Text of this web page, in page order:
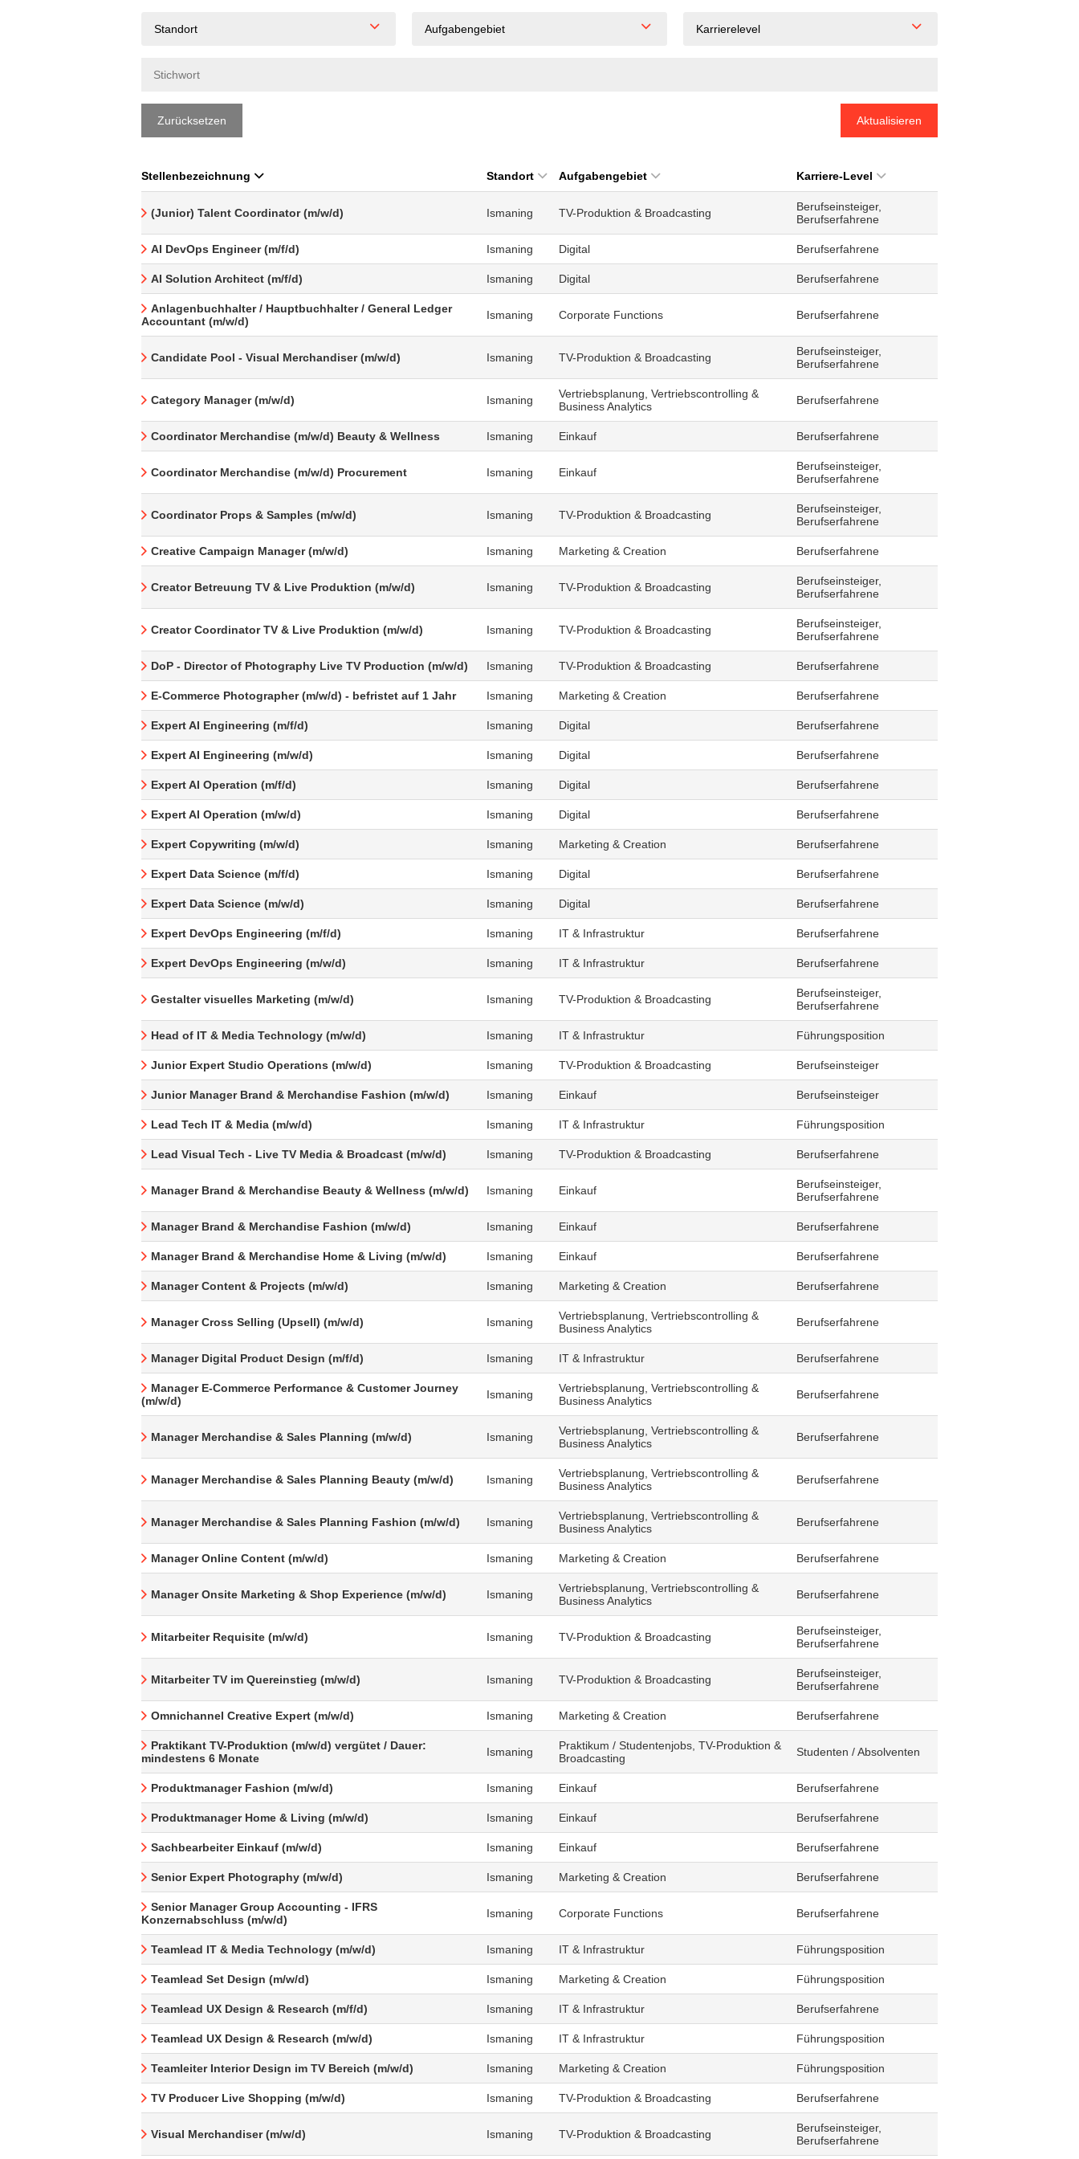
Standort Aufgabengebiet Karrierelevel
Zurücksetzen Aktualisieren
Stellenbezeichnung Standort Aufgabengebiet Karriere-Level
(Junior) Talent Coordinator (m/w/d) Ismaning TV-Produktion & Broadcasting
Berufseinsteiger,
Berufserfahrene
AI DevOps Engineer (m/f/d) Ismaning Digital Berufserfahrene
AI Solution Architect (m/f/d) Ismaning Digital Berufserfahrene
Anlagenbuchhalter / Hauptbuchhalter / General Ledger
Accountant (m/w/d)
Ismaning Corporate Functions Berufserfahrene
Candidate Pool - Visual Merchandiser (m/w/d) Ismaning TV-Produktion & Broadcasting
Berufseinsteiger,
Berufserfahrene
Category Manager (m/w/d) Ismaning
Vertriebsplanung, Vertriebscontrolling &
Business Analytics
Berufserfahrene
Coordinator Merchandise (m/w/d) Beauty & Wellness Ismaning Einkauf Berufserfahrene
Coordinator Merchandise (m/w/d) Procurement Ismaning Einkauf
Berufseinsteiger,
Berufserfahrene
Coordinator Props & Samples (m/w/d) Ismaning TV-Produktion & Broadcasting
Berufseinsteiger,
Berufserfahrene
Creative Campaign Manager (m/w/d) Ismaning Marketing & Creation Berufserfahrene
Creator Betreuung TV & Live Produktion (m/w/d) Ismaning TV-Produktion & Broadcasting
Berufseinsteiger,
Berufserfahrene
Creator Coordinator TV & Live Produktion (m/w/d) Ismaning TV-Produktion & Broadcasting
Berufseinsteiger,
Berufserfahrene
DoP - Director of Photography Live TV Production (m/w/d) Ismaning TV-Produktion & Broadcasting Berufserfahrene
E-Commerce Photographer (m/w/d) - befristet auf 1 Jahr Ismaning Marketing & Creation Berufserfahrene
Expert AI Engineering (m/f/d) Ismaning Digital Berufserfahrene
Expert AI Engineering (m/w/d) Ismaning Digital Berufserfahrene
Expert AI Operation (m/f/d) Ismaning Digital Berufserfahrene
Expert AI Operation (m/w/d) Ismaning Digital Berufserfahrene
Expert Copywriting (m/w/d) Ismaning Marketing & Creation Berufserfahrene
Expert Data Science (m/f/d) Ismaning Digital Berufserfahrene
Expert Data Science (m/w/d) Ismaning Digital Berufserfahrene
Expert DevOps Engineering (m/f/d) Ismaning IT & Infrastruktur Berufserfahrene
Expert DevOps Engineering (m/w/d) Ismaning IT & Infrastruktur Berufserfahrene
Gestalter visuelles Marketing (m/w/d) Ismaning TV-Produktion & Broadcasting
Berufseinsteiger,
Berufserfahrene
Head of IT & Media Technology (m/w/d) Ismaning IT & Infrastruktur Führungsposition
Junior Expert Studio Operations (m/w/d) Ismaning TV-Produktion & Broadcasting Berufseinsteiger
Junior Manager Brand & Merchandise Fashion (m/w/d) Ismaning Einkauf Berufseinsteiger
Lead Tech IT & Media (m/w/d) Ismaning IT & Infrastruktur Führungsposition
Lead Visual Tech - Live TV Media & Broadcast (m/w/d) Ismaning TV-Produktion & Broadcasting Berufserfahrene
Manager Brand & Merchandise Beauty & Wellness (m/w/d) Ismaning Einkauf
Berufseinsteiger,
Berufserfahrene
Manager Brand & Merchandise Fashion (m/w/d) Ismaning Einkauf Berufserfahrene
Manager Brand & Merchandise Home & Living (m/w/d) Ismaning Einkauf Berufserfahrene
Manager Content & Projects (m/w/d) Ismaning Marketing & Creation Berufserfahrene
Manager Cross Selling (Upsell) (m/w/d) Ismaning
Vertriebsplanung, Vertriebscontrolling &
Business Analytics
Berufserfahrene
Manager Digital Product Design (m/f/d) Ismaning IT & Infrastruktur Berufserfahrene
Manager E-Commerce Performance & Customer Journey
(m/w/d)
Ismaning
Vertriebsplanung, Vertriebscontrolling &
Business Analytics
Berufserfahrene
Manager Merchandise & Sales Planning (m/w/d) Ismaning
Vertriebsplanung, Vertriebscontrolling &
Business Analytics
Berufserfahrene
Manager Merchandise & Sales Planning Beauty (m/w/d) Ismaning
Vertriebsplanung, Vertriebscontrolling &
Business Analytics
Berufserfahrene
Manager Merchandise & Sales Planning Fashion (m/w/d) Ismaning
Vertriebsplanung, Vertriebscontrolling &
Business Analytics
Berufserfahrene
Manager Online Content (m/w/d) Ismaning Marketing & Creation Berufserfahrene
Manager Onsite Marketing & Shop Experience (m/w/d) Ismaning
Vertriebsplanung, Vertriebscontrolling &
Business Analytics
Berufserfahrene
Mitarbeiter Requisite (m/w/d) Ismaning TV-Produktion & Broadcasting
Berufseinsteiger,
Berufserfahrene
Mitarbeiter TV im Quereinstieg (m/w/d) Ismaning TV-Produktion & Broadcasting
Berufseinsteiger,
Berufserfahrene
Omnichannel Creative Expert (m/w/d) Ismaning Marketing & Creation Berufserfahrene
Praktikant TV-Produktion (m/w/d) vergütet / Dauer:
mindestens 6 Monate
Ismaning
Praktikum / Studentenjobs, TV-Produktion &
Broadcasting
Studenten / Absolventen
Produktmanager Fashion (m/w/d) Ismaning Einkauf Berufserfahrene
Produktmanager Home & Living (m/w/d) Ismaning Einkauf Berufserfahrene
Sachbearbeiter Einkauf (m/w/d) Ismaning Einkauf Berufserfahrene
Senior Expert Photography (m/w/d) Ismaning Marketing & Creation Berufserfahrene
Senior Manager Group Accounting - IFRS
Konzernabschluss (m/w/d)
Ismaning Corporate Functions Berufserfahrene
Teamlead IT & Media Technology (m/w/d) Ismaning IT & Infrastruktur Führungsposition
Teamlead Set Design (m/w/d) Ismaning Marketing & Creation Führungsposition
Teamlead UX Design & Research (m/f/d) Ismaning IT & Infrastruktur Berufserfahrene
Teamlead UX Design & Research (m/w/d) Ismaning IT & Infrastruktur Führungsposition
Teamleiter Interior Design im TV Bereich (m/w/d) Ismaning Marketing & Creation Führungsposition
TV Producer Live Shopping (m/w/d) Ismaning TV-Produktion & Broadcasting Berufserfahrene
Visual Merchandiser (m/w/d) Ismaning TV-Produktion & Broadcasting
Berufseinsteiger,
Berufserfahrene